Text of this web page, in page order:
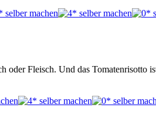
Fleisch. Und das Tomatenrisotto